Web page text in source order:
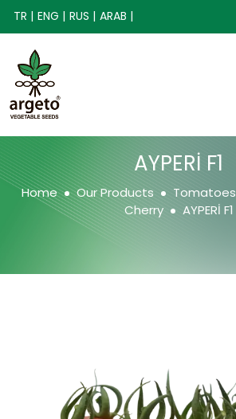
TR | ENG | RUS | ARAB |
AYPERİ F1
Home Our Products Tomatoes
Cherry
AYPERİ F1